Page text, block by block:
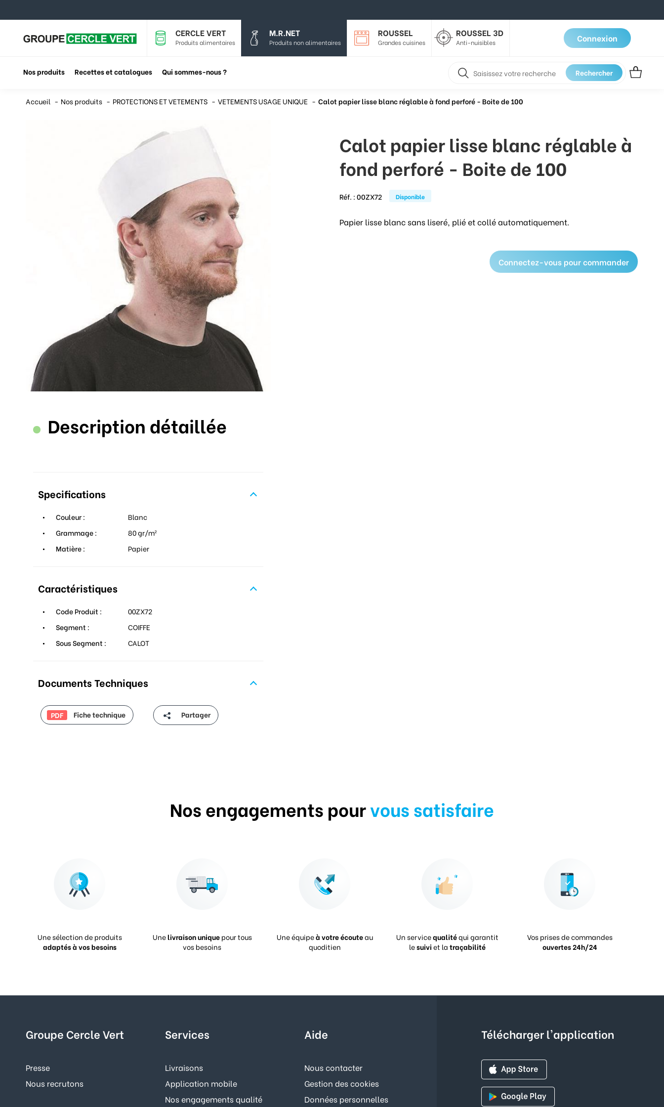
CERCLE VERT
Produits alimentaires
M.R.NET
Produits non alimentaires
ROUSSEL
Grandes cuisines
ROUSSEL 3D
Anti-nuisibles Connexion
Nos produits Recettes et catalogues Qui sommes-nous ? Rechercher
Accueil Nos produits PROTECTIONS ET VETEMENTS VETEMENTS USAGE UNIQUE Calot papier lisse blanc réglable à fond perforé - Boite de 100
Description détaillée
Specifications
Couleur :
Blanc
Grammage :
80 gr/m²
Matière :
Papier
Caractéristiques
Code Produit :
00ZX72
Segment :
COIFFE
Sous Segment :
CALOT
Documents Techniques
PDF Fiche technique Partager
Calot papier lisse blanc réglable à
fond perforé - Boite de 100
Réf. :00ZX72 Disponible
Papier lisse blanc sans liseré, plié et collé automatiquement.
Connectez-vous pour commander
Nos engagements pourvous satisfaire
Une sélection de produits
adaptés à vos besoins
Unelivraison uniquepour tous
vos besoins
Une équipeà votre écouteau
quoditien
Un servicequalitéqui garantit
lesuiviet latraçabilité
Vos prises de commandes
ouvertes 24h/24
Groupe Cercle Vert
Presse
Nous recrutons
Services
Livraisons
Application mobile
Nos engagements qualité
Aide
Nous contacter
Gestion des cookies
Données personnelles
Télécharger l'application